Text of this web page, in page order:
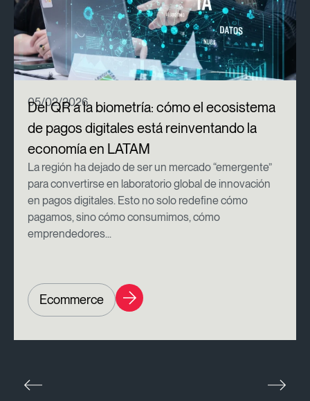
05/02/2026
Del QR a la biometría: cómo el ecosistema
de pagos digitales está reinventando la
economía en LATAM
La región ha dejado de ser un mercado “emergente”
para convertirse en laboratorio global de innovación
en pagos digitales. Esto no solo redefine cómo
pagamos, sino cómo consumimos, cómo
emprendedores...
Ecommerce